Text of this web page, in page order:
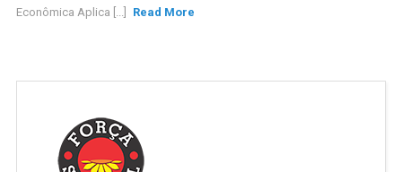
Econômica Aplica [...]
Read More